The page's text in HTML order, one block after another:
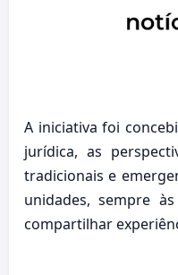
A iniciativa foi
jurídica, as
tradicionais e
unidades, sempre
compartilhar